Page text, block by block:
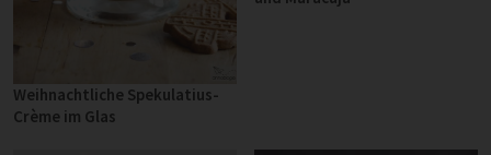
Weihnachtliche Spekulatius-
Crème im Glas